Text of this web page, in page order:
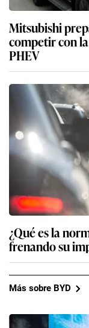
Mitsubishi
competir con
PHEV
¿Qué es la
frenando su
Más sobre BYD